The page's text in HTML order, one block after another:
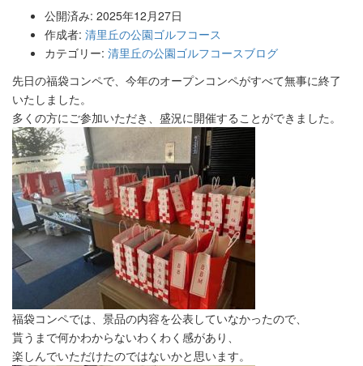
公開済み: 2025年12月27日
作成者: 清里丘の公園ゴルフコース
カテゴリー: 清里丘の公園ゴルフコースブログ
先日の福袋コンペで、今年のオープンコンペがすべて無事に終了
いたしました。
多くの方にご参加いただき、盛況に開催することができました。
福袋コンペでは、景品の内容を公表していなかったので、
貰うまで何かわからないわくわく感があり、
楽しんでいただけたのではないかと思います。